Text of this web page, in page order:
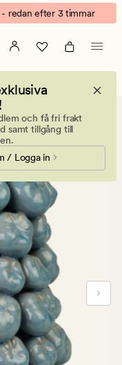
- redan efter 3 timmar
och få fri frakt
samt tillgång till
/ Logga in